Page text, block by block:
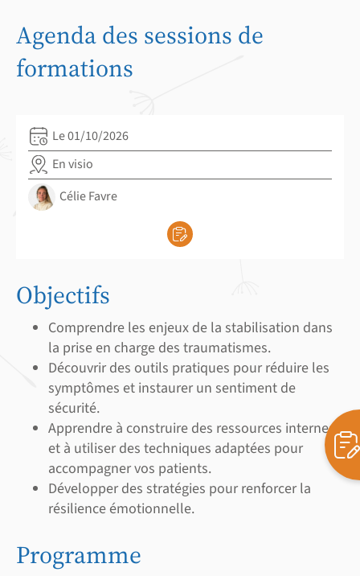
Agenda des sessions de
formations
Le 01/10/2026
En visio
Célie Favre
Objectifs
Comprendre les enjeux de la stabilisation dans
la prise en charge des traumatismes.
Découvrir des outils pratiques pour réduire les
symptômes et instaurer un sentiment de
sécurité.
Apprendre à construire des ressources internes
et à utiliser des techniques adaptées pour
accompagner vos patients.
Développer des stratégies pour renforcer la
résilience émotionnelle.
Programme